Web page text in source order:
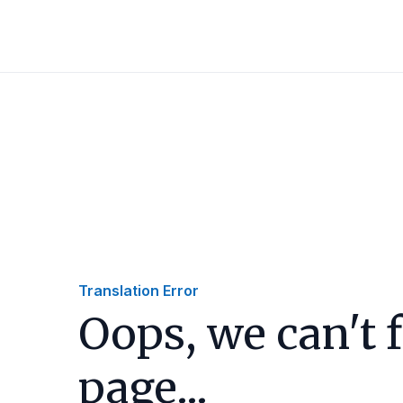
Translation Error
Oops, we can't
page...